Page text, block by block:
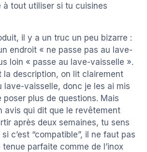
à tout utiliser si tu cuisines
il y a un truc un peu bizarre :
endroit « ne passe pas au lave-
loin « passe au lave-vaisselle ».
la description, on lit clairement
lave-vaisselle, donc je les ai mis
poser plus de questions. Mais
avis qui dit que le revêtement
après deux semaines, tu sens
c’est “compatible”, il ne faut pas
tenue parfaite comme de l’inox